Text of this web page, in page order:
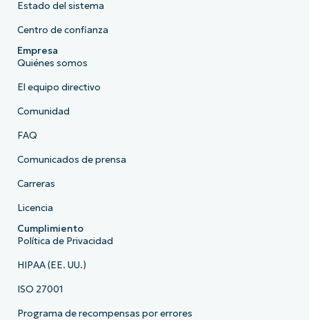
Estado del sistema
Centro de confianza
Empresa
Quiénes somos
El equipo directivo
Comunidad
FAQ
Comunicados de prensa
Carreras
Licencia
Cumplimiento
Política de Privacidad
HIPAA (EE. UU.)
ISO 27001
Programa de recompensas por errores